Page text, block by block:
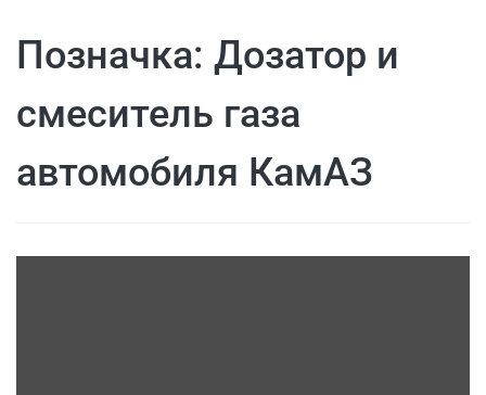
Позначка: Дозатор и
смеситель газа
автомобиля КамАЗ